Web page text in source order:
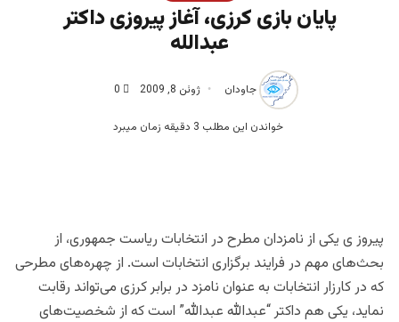
پایان بازی کرزی، آغاز پیروزی داکتر
عبدالله
جاودان ژوئن 8, 2009 0
خواندن این مطلب 3 دقیقه زمان میبرد
پیروز ی یکی از نامزدان مطرح در انتخابات ریاست جمهوری، از
بحث‌های مهم در فرایند برگزاری انتخابات است. از چهره‌های مطرحی
که در کارزار انتخابات به عنوان نامزد در برابر کرزی می‌تواند رقابت
نماید، یکی هم داکتر “عبدالله عبدالله” است که از شخصیت‌های